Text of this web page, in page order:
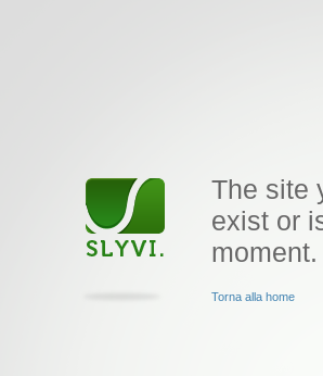
The site
exist or
moment.
Torna alla home